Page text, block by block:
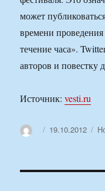
может
времени
течение часа».
авторов и повестку
Источник:vesti.ru
АвторОпубликовано
19.10.2012